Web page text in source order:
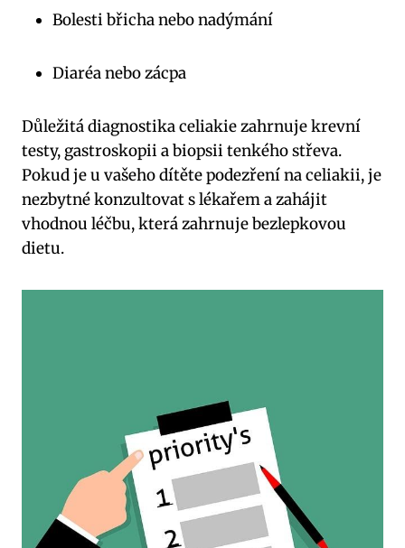
Bolesti břicha nebo nadýmání
Diaréa nebo zácpa
Důležitá diagnostika celiakie zahrnuje krevní
testy, gastroskopii a biopsii tenkého střeva.
Pokud je u vašeho dítěte podezření na celiakii, je
nezbytné konzultovat s lékařem a zahájit
vhodnou léčbu, která zahrnuje bezlepkovou
dietu.